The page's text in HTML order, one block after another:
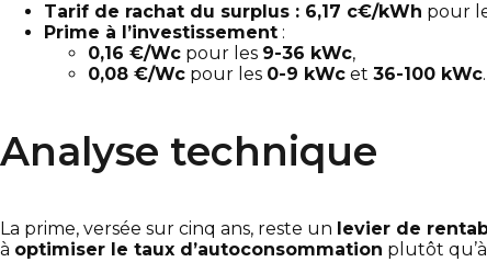
Tarif de rachat du surplus : 6,17 c€/kWh pour
Prime à l’investissement :
0,16 €/Wc pour les 9-36 kWc,
0,08 €/Wc pour les 0-9 kWc et 36-100 kWc.
Analyse technique
La prime, versée sur cinq ans, reste un levier de
à optimiser le taux d’autoconsommation plutôt